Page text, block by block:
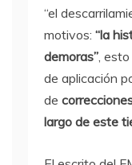
“el
motivos: “la
demoras”,
de aplicación
de
largo de este